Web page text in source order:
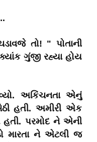
તો! " પોતાની
ગુંજી રહ્યા હોય
અકિંચનતા એનું
હતી. અમીરી એક
પરમોદ ને એની
મારતા ને એટલી જ